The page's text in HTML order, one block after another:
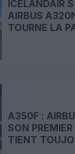
ICELANDAIR
AIRBUS
TOURNE LA
A350F :
SON
TIENT